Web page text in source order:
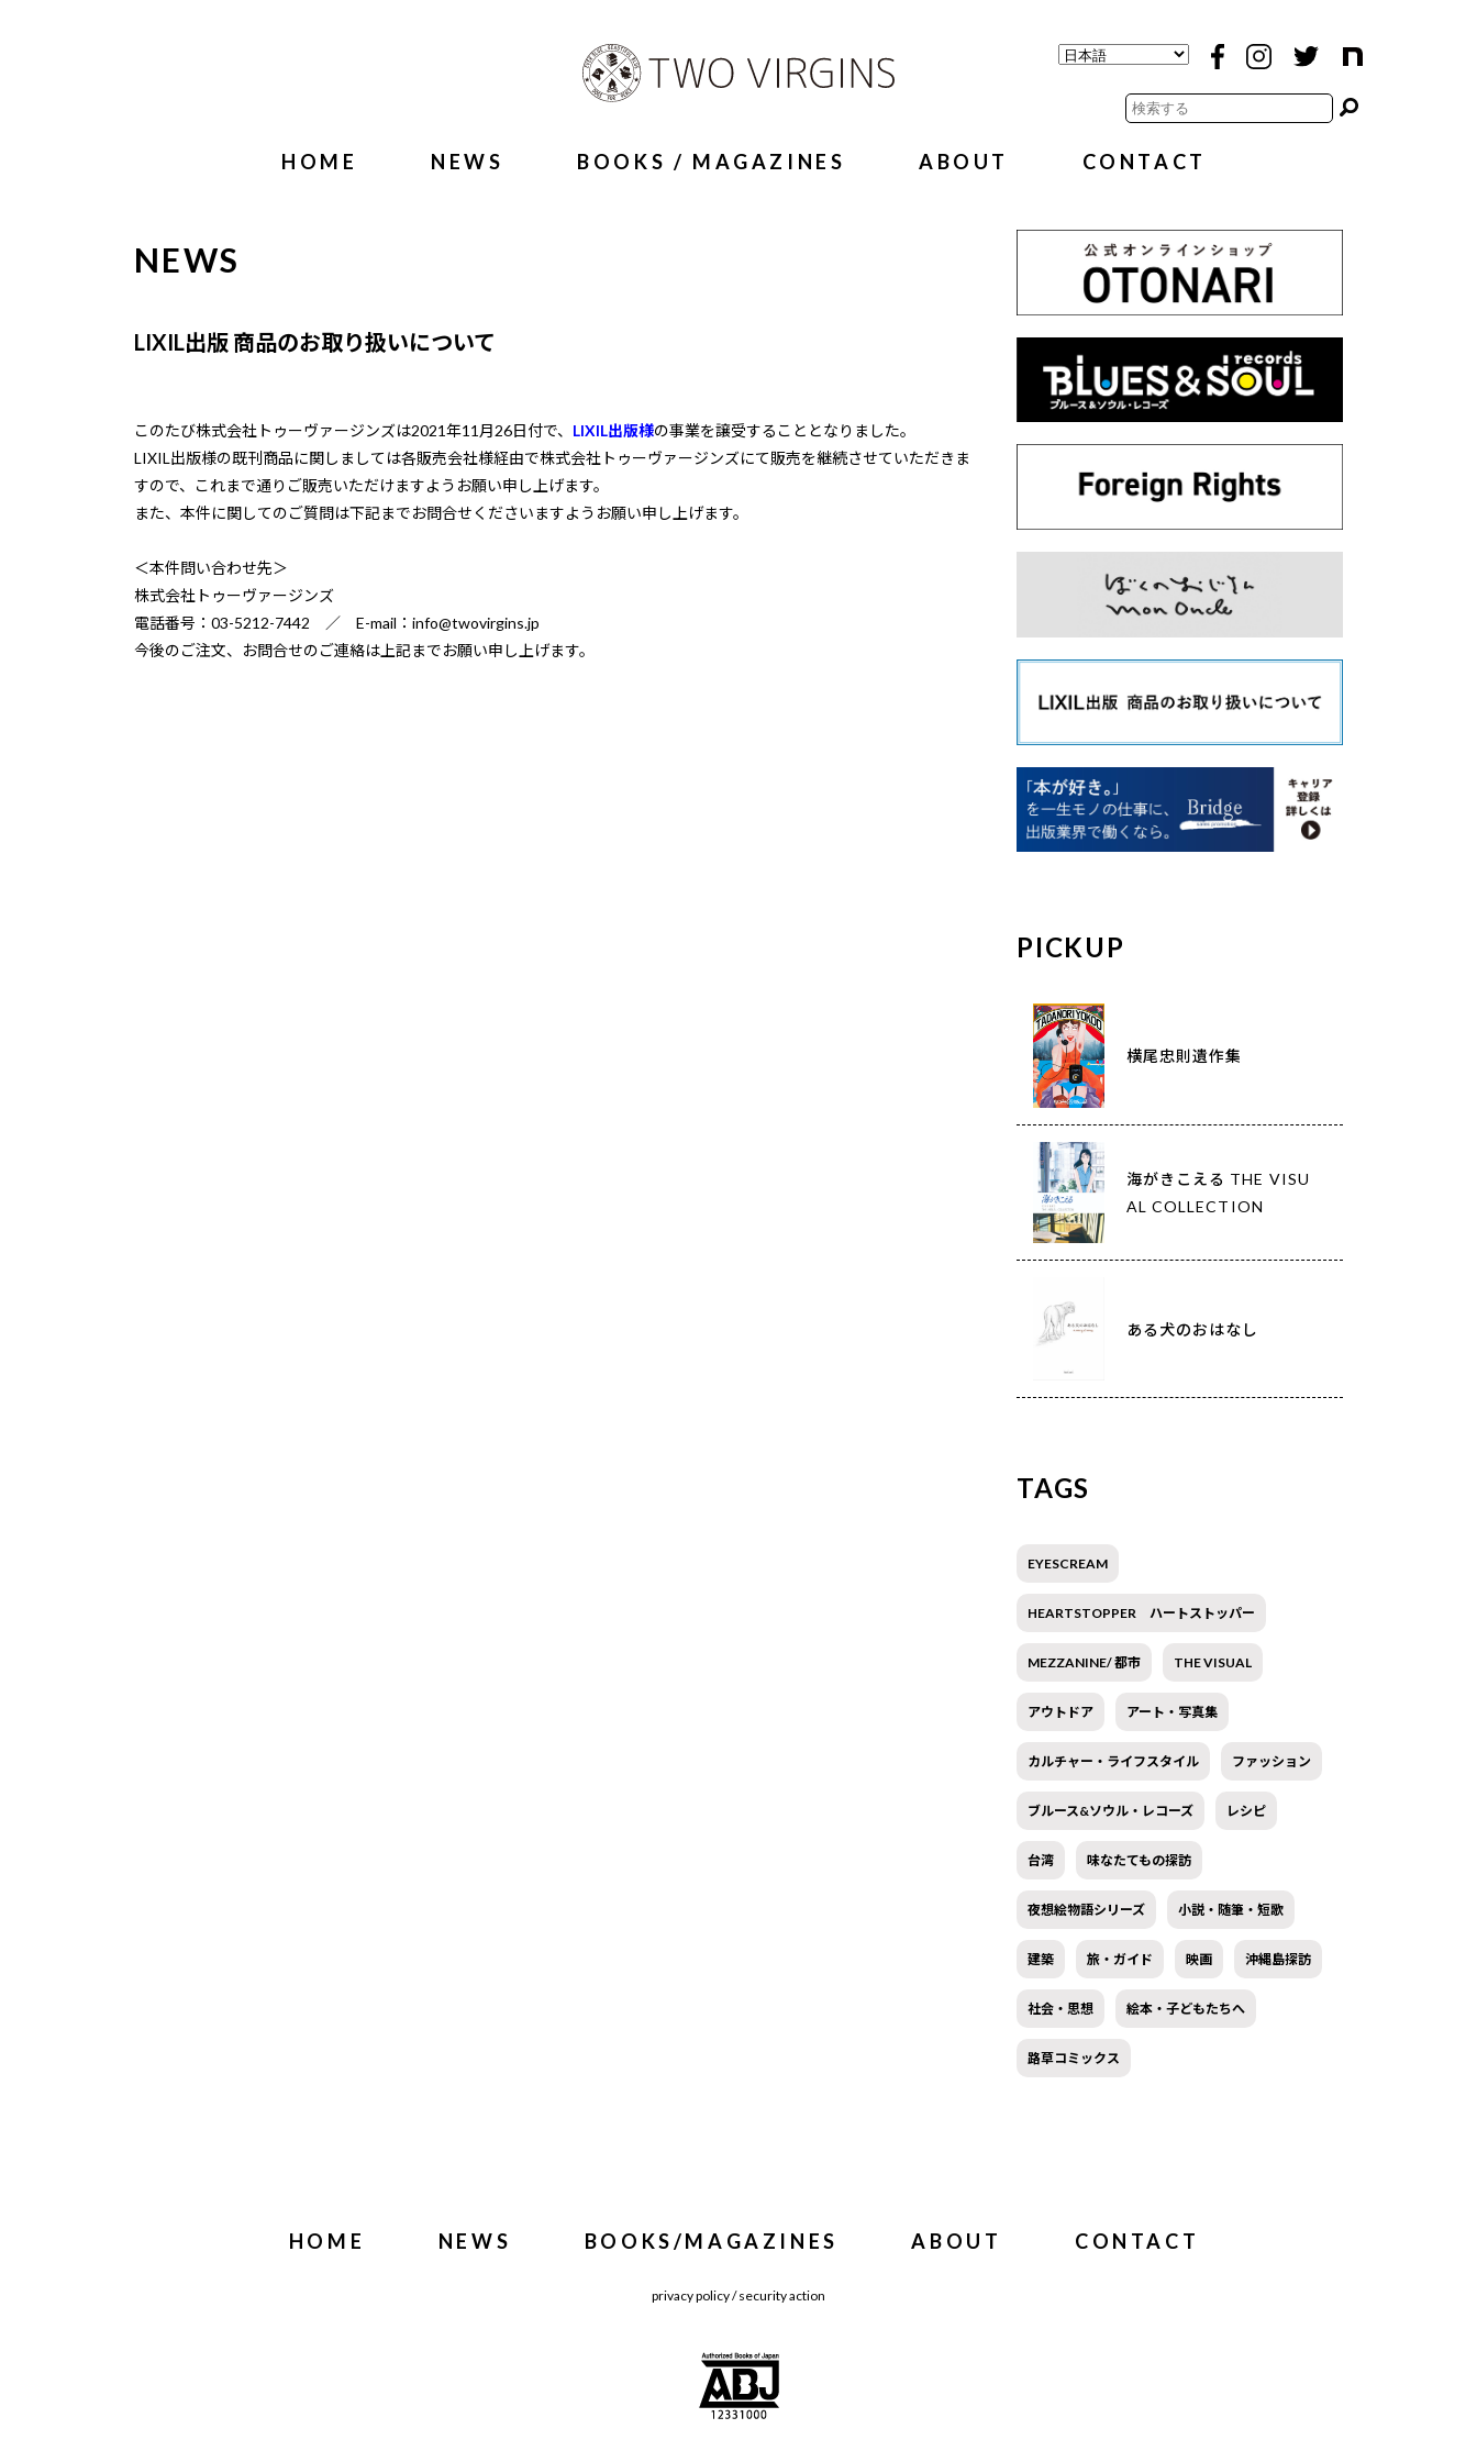
HOME NEWS BOOKS / MAGAZINES ABOUT CONTACT
NEWS
LIXIL出版 商品のお取り扱いについて
このたび株式会社トゥーヴァージンズは2021年11月26日付で、 LIXIL出版様の事業を譲受することとなりました。
LIXIL出版様の既刊商品に関しましては各販売会社様経由で株式会社トゥーヴァージンズにて販売を継続させていただきま
すので、これまで通りご販売いただけますようお願い申し上げます。
また、本件に関してのご質問は下記までお問合せくださいますようお願い申し上げます。
＜本件問い合わせ先＞
株式会社トゥーヴァージンズ
電話番号：03-5212-7442 ／ E-mail：info@twovirgins.jp
今後のご注文、お問合せのご連絡は上記までお願い申し上げます。
PICKUP
横尾忠則遺作集
海がきこえる THE VISU
AL COLLECTION
ある犬のおはなし
TAGS
EYESCREAM
HEARTSTOPPER ハートストッパー
MEZZANINE/ 都市 THE VISUAL
アウトドア アート・写真集
カルチャー・ライフスタイル ファッション
ブルース&ソウル・レコーズ レシピ
台湾 味なたてもの探訪
夜想絵物語シリーズ 小説・随筆・短歌
建築 旅・ガイド 映画 沖縄島探訪
社会・思想 絵本・子どもたちへ
路草コミックス
HOME NEWS BOOKS/MAGAZINES ABOUT CONTACT
privacy policy/security action